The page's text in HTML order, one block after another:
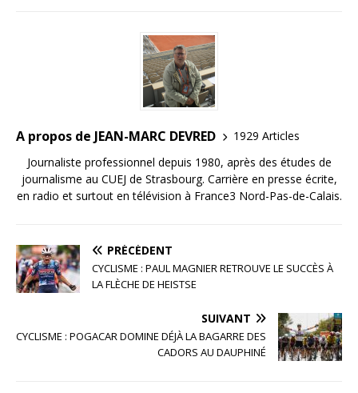
n r
A propos de JEAN-MARC DEVRED
1929 Articles
Journaliste professionnel depuis 1980, après des études de
journalisme au CUEJ de Strasbourg. Carrière en presse écrite,
en radio et surtout en télévision à France3 Nord-Pas-de-Calais.
PRÉCÉDENT
CYCLISME : PAUL MAGNIER RETROUVE LE SUCCÈS À
LA FLÈCHE DE HEISTSE
SUIVANT
CYCLISME : POGACAR DOMINE DÉJÀ LA BAGARRE DES
CADORS AU DAUPHINÉ